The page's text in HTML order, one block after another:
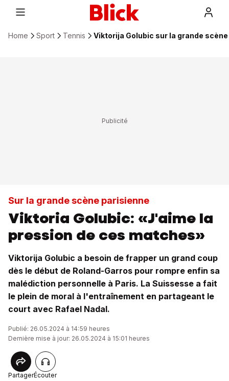
Home Sport Tennis Viktorija Golubic sur la grande
Sur la grande scène parisienne
Viktoria Golubic: «J'aime la
pression de ces matches»
Viktorija Golubic a besoin de frapper un grand coup
dès le début de Roland-Garros pour rompre enfin sa
malédiction personnelle à Paris. La Suissesse a fait
le plein de moral à l'entraînement en partageant le
court avec Rafael Nadal.
Publié: 26.05.2024 à 14:59 heures
Dernière mise à jour: 26.05.2024 à 15:01 heures
PartagerÉcouter